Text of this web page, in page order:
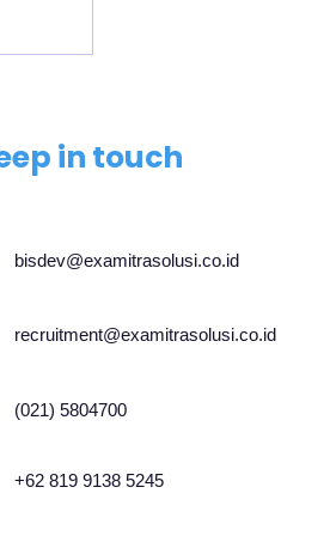
in touch
bisdev@examitrasolusi.co.id
recruitment@examitrasolusi.co.id
(021) 5804700
+62 819 9138 5245